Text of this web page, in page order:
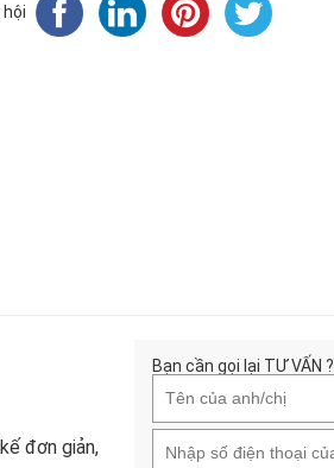
đơn giản,
Bạn cần gọi lại TƯ VẤN ?